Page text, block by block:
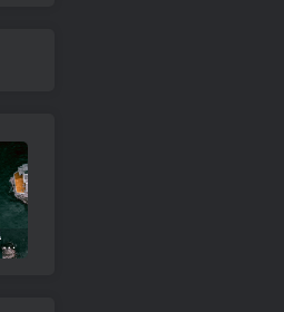
高级电影感黑暗城市汽车人像Lr调色，附手机滤镜PS+Lightroom预设下载！